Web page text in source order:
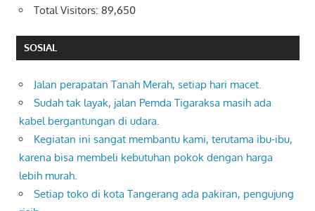
Total Visitors: 89,650
SOSIAL
Jalan perapatan Tanah Merah, setiap hari macet.
Sudah tak layak, jalan Pemda Tigaraksa masih ada
kabel bergantungan di udara.
Kegiatan ini sangat membantu kami, terutama ibu-ibu,
karena bisa membeli kebutuhan pokok dengan harga
lebih murah.
Setiap toko di kota Tangerang ada pakiran, pengujung